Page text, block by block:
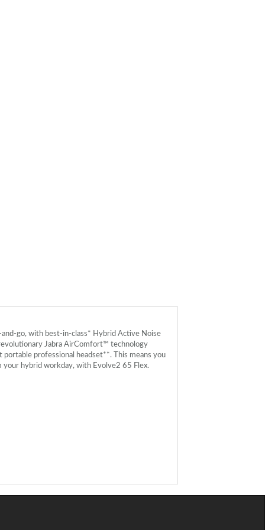
go, with best-in-class* Hybrid Active Noise
Jabra AirComfort™ technology
professional headset**. This means you
your hybrid workday, with Evolve2 65 Flex.